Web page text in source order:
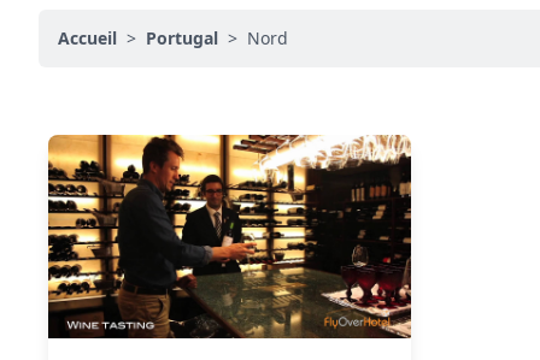
Accueil > Portugal > Nord